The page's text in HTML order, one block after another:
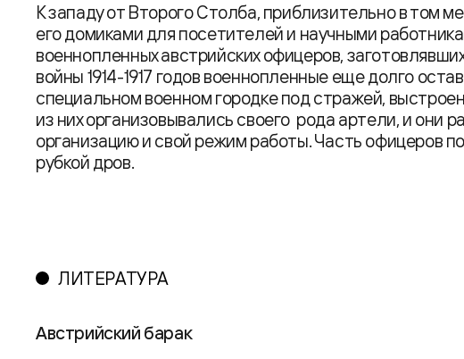
К западу от Второго Столба, приблизительно в том
его домиками для посетителей и научными
военнопленных австрийских офицеров,
войны 1914-1917 годов военнопленные еще долго
специальном военном городке под стражей,
из них организовывались своего рода артели, и
организацию и свой режим работы. Часть офицеров
рубкой дров.
ЛИТЕРАТУРА
Австрийский барак